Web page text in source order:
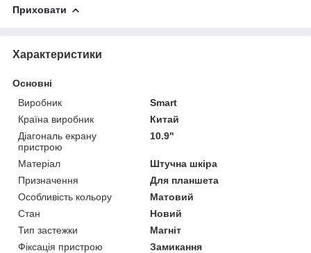
Приховати
Характеристики
Основні
Виробник
Smart
Країна виробник
Китай
Діагональ екрану
пристрою
10.9"
Матеріал
Штучна шкіра
Призначення
Для планшета
Особливість кольору
Матовий
Стан
Новий
Тип застежки
Магніт
Фіксація пристрою
Замикання